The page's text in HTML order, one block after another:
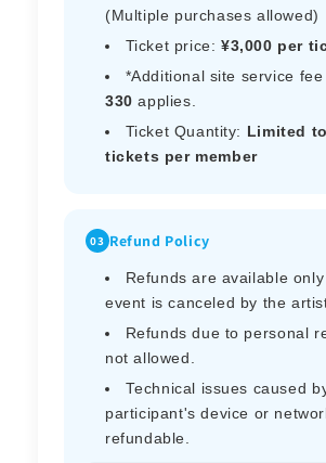
(Multiple purchases allowed)
Ticket price: ¥3,000 per
*Additional site service
330 applies.
Ticket Quantity:
Limited
tickets per member
03 Refund Policy
Refunds are available
event is canceled by the
Refunds due to personal
not allowed.
Technical issues caused
participant's device or
refundable.